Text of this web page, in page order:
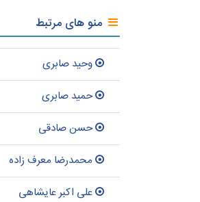
منو های مرتبط
وحید صابری
حمید صابری
حسن صادقی
محمدرضا معرف زاده
علی اکبر عایشاهی